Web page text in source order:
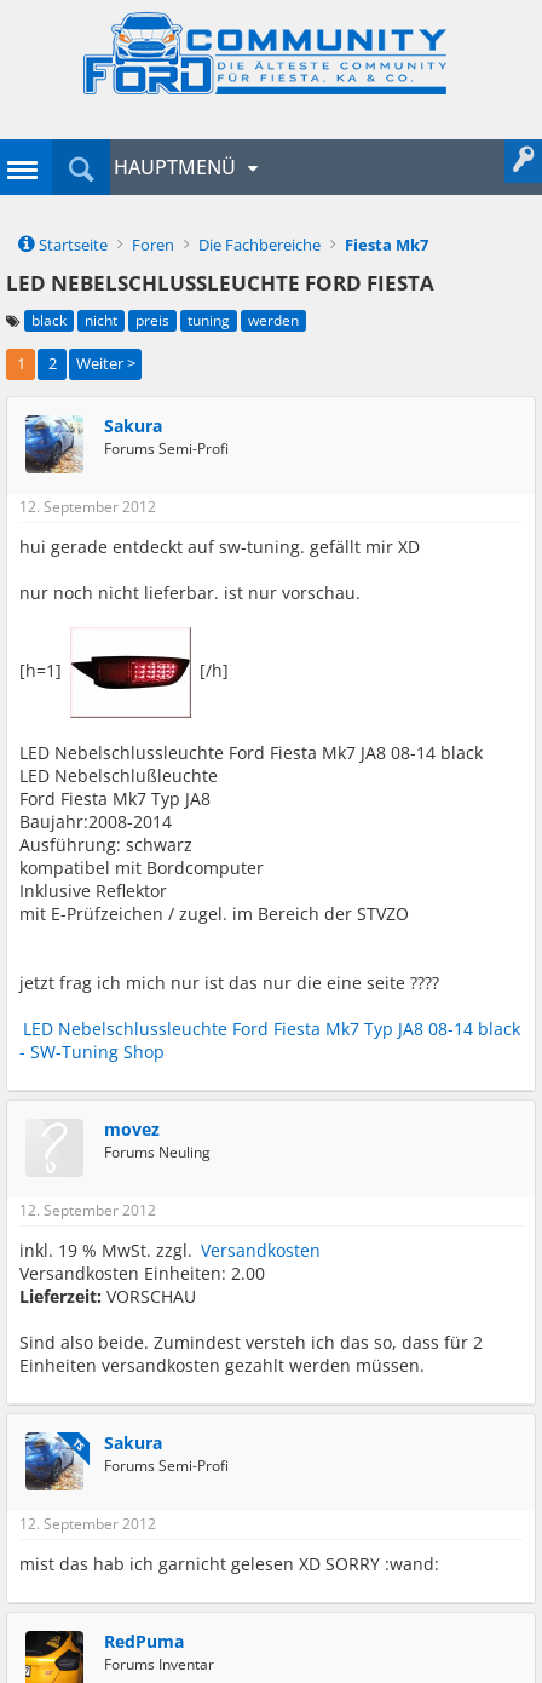
Startseite Foren Die Fachbereiche Fiesta Mk7
LED NEBELSCHLUSSLEUCHTE FORD FIESTA
black nicht preis tuning werden
1 2 Weiter >
Sakura
Forums Semi-Profi
12. September 2012
hui gerade entdeckt auf sw-tuning. gefällt mir XD
nur noch nicht lieferbar. ist nur vorschau.
[h=1] [/h]
LED Nebelschlussleuchte Ford Fiesta Mk7 JA8 08-14 black
LED Nebelschlußleuchte
Ford Fiesta Mk7 Typ JA8
Baujahr:2008-2014
Ausführung: schwarz
kompatibel mit Bordcomputer
Inklusive Reflektor
mit E-Prüfzeichen / zugel. im Bereich der STVZO
jetzt frag ich mich nur ist das nur die eine seite ????
LED Nebelschlussleuchte Ford Fiesta Mk7 Typ JA8 08-14 black
- SW-Tuning Shop
movez
Forums Neuling
12. September 2012
inkl. 19 % MwSt. zzgl. Versandkosten
Versandkosten Einheiten: 2.00
Lieferzeit: VORSCHAU
Sind also beide. Zumindest versteh ich das so, dass für 2
Einheiten versandkosten gezahlt werden müssen.
TS Sakura
Forums Semi-Profi
12. September 2012
mist das hab ich garnicht gelesen XD SORRY :wand:
RedPuma
Forums Inventar
HAUPTMENÜ